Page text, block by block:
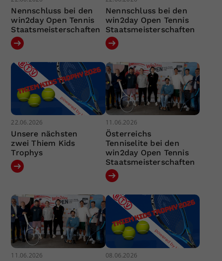
Nennschluss bei den
win2day Open Tennis
Staatsmeisterschaften
Nennschluss bei den
win2day Open Tennis
Staatsmeisterschaften
22.06.2026
Unsere nächsten
zwei Thiem Kids
Trophys
11.06.2026
Österreichs
Tenniselite bei den
win2day Open Tennis
Staatsmeisterschaften
11.06.2026 08.06.2026